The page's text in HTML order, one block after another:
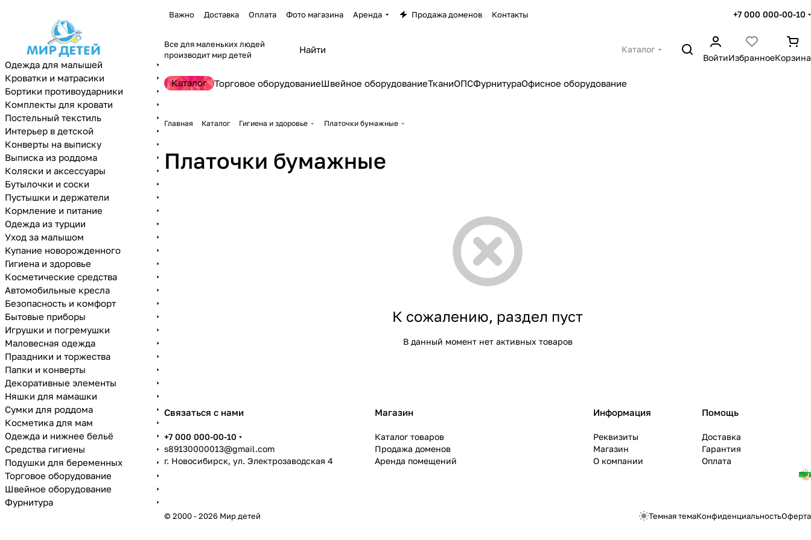
Важно Доставка Оплата Фото магазина Аренда Продажа доменов Контакты +7 000 000-00-10
Все для маленьких людей
производит мир детей
Каталог
ВойтиИзбранноеКорзина
Каталог Торговое оборудованиеШвейное оборудованиеТканиОПСФурнитураОфисное оборудование
Главная Каталог Гигиена и здоровье Платочки бумажные
Платочки бумажные
К сожалению, раздел пуст
В данный момент нет активных товаров
Связаться с нами
+7 000 000-00-10
s89130000013@gmail.com
г. Новосибирск, ул. Электрозаводская 4
Магазин
Каталог товаров
Продажа доменов
Аренда помещений
Информация
Реквизиты
Магазин
О компании
Помощь
Доставка
Гарантия
Оплата
© 2000 - 2026 Мир детей Темная темаКонфиденциальностьОферта
Одежда для малышей
Кроватки и матрасики
Бортики противоударники
Комплекты для кровати
Постельный текстиль
Интерьер в детской
Конверты на выписку
Выписка из роддома
Коляски и аксессуары
Бутылочки и соски
Пустышки и держатели
Кормление и питание
Одежда из турции
Уход за малышом
Купание новорожденного
Гигиена и здоровье
Косметические средства
Автомобильные кресла
Безопасность и комфорт
Бытовые приборы
Игрушки и погремушки
Маловесная одежда
Праздники и торжества
Папки и конверты
Декоративные элементы
Няшки для мамашки
Сумки для роддома
Косметика для мам
Одежда и нижнее бельё
Средства гигиены
Подушки для беременных
Торговое оборудование
Швейное оборудование
Фурнитура